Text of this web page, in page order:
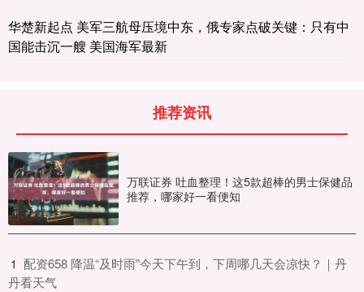
华楚新起点 美军三航母压境中东，俄专家点破关键：只有中
国能击沉一艘 美国海军最新
推荐资讯
万联证券 吐血整理！这5款超棒的男士保健品
推荐，哪家好一看便知
1 ​配资658 降温“及时雨”今天下午到，下周哪几天会凉快？｜丹
丹看天气